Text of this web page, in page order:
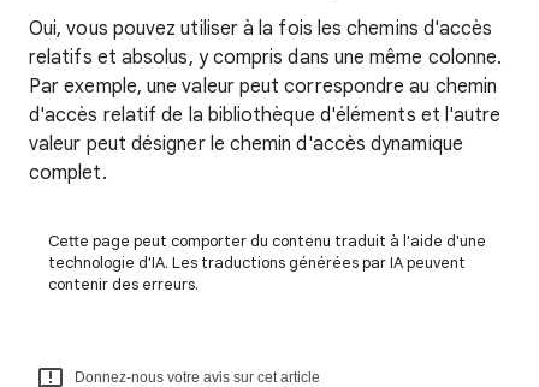
Oui, vous pouvez utiliser à la fois les chemins d'accès
relatifs et absolus, y compris dans une même colonne.
Par exemple, une valeur peut correspondre au chemin
d'accès relatif de la bibliothèque d'éléments et l'autre
valeur peut désigner le chemin d'accès dynamique
complet.
Cette page peut comporter du contenu traduit à l'aide d'une
technologie d'IA. Les traductions générées par IA peuvent
contenir des erreurs.
Donnez-nous votre avis sur cet article